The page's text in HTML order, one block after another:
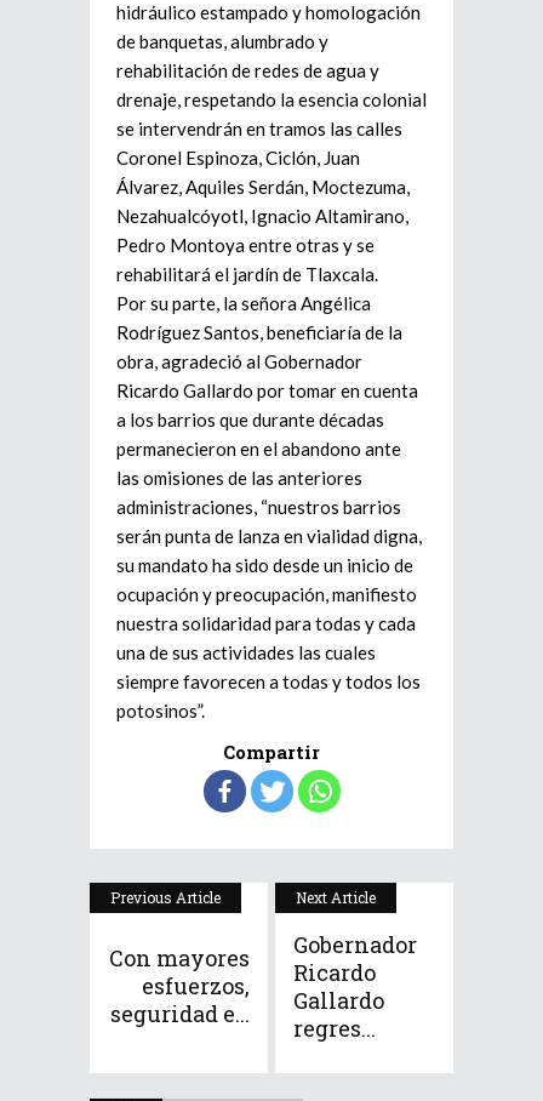
hidráulico estampado y homologación
de banquetas, alumbrado y
rehabilitación de redes de agua y
drenaje, respetando la esencia colonial
se intervendrán en tramos las calles
Coronel Espinoza, Ciclón, Juan
Álvarez, Aquiles Serdán, Moctezuma,
Nezahualcóyotl, Ignacio Altamirano,
Pedro Montoya entre otras y se
rehabilitará el jardín de Tlaxcala.
Por su parte, la señora Angélica
Rodríguez Santos, beneficiaría de la
obra, agradeció al Gobernador
Ricardo Gallardo por tomar en cuenta
a los barrios que durante décadas
permanecieron en el abandono ante
las omisiones de las anteriores
administraciones, “nuestros barrios
serán punta de lanza en vialidad digna,
su mandato ha sido desde un inicio de
ocupación y preocupación, manifiesto
nuestra solidaridad para todas y cada
una de sus actividades las cuales
siempre favorecen a todas y todos los
potosinos”.
Compartir
Previous Article
Con mayores
esfuerzos,
seguridad e...
Next Article
Gobernador
Ricardo
Gallardo
regres...